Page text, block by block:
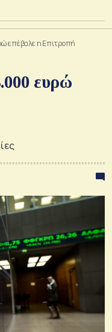
επέβαλε η Επιτροπή
ευρώ